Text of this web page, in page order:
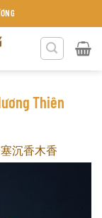
QUANG KHÁNH HÒA
Thiên
沉香木香